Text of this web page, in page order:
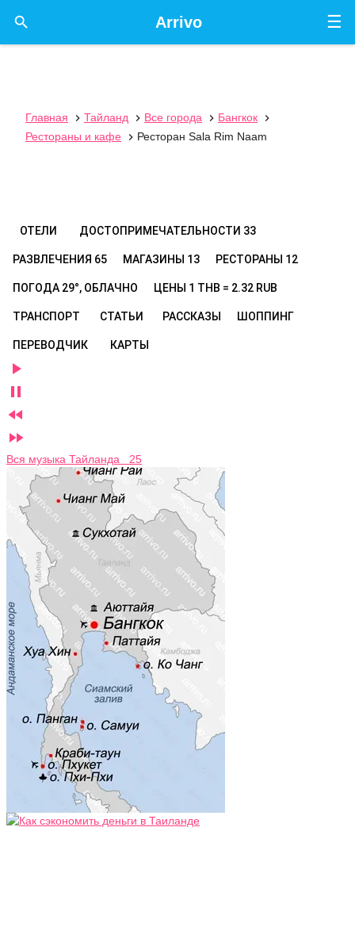
☰
Arrivo

Главная  Тайланд  Все города  Бангкок

Рестораны и кафе
 Ресторан Sala Rim Naam
ОТЕЛИ ДОСТОПРИМЕЧАТЕЛЬНОСТИ 33
РАЗВЛЕЧЕНИЯ 65 МАГАЗИНЫ 13 РЕСТОРАНЫ 12
ПОГОДА 29°, ОБЛАЧНО ЦЕНЫ 1 THB = 2.32 RUB
ТРАНСПОРТ СТАТЬИ РАССКАЗЫ ШОППИНГ
ПЕРЕВОДЧИК КАРТЫ




Вся музыка Тайланда 25